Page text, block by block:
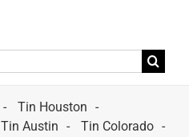
Tin Houston
Tin Austin
Tin Colorado